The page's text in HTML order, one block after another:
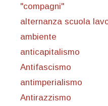
"compagni"
alternanza scuola
ambiente
anticapitalismo
Antifascismo
antimperialismo
Antirazzismo